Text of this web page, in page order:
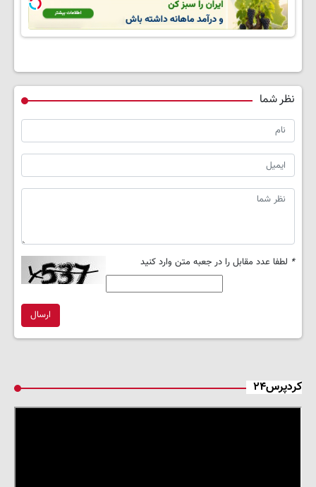
اول، پرسش‌نامه)
نظر شما
* لطفا عدد مقابل را در جعبه متن وارد کنید
ارسال
کردپرس۲۴